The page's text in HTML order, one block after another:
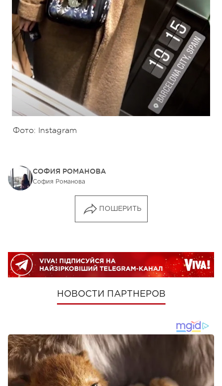
Фото: Instagram
СОФИЯ РОМАНОВА
София Романова
ПОШЕРИТЬ
НОВОСТИ ПАРТНЕРОВ